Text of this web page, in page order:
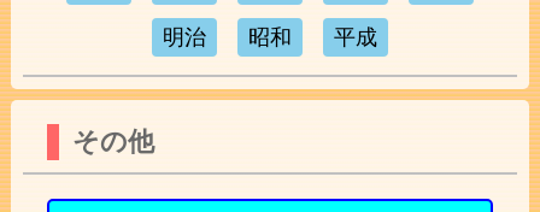
明治 昭和 平成
その他